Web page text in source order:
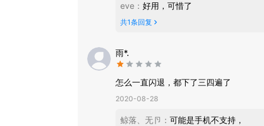
eve ： 好用，可惜了
共1条回复
雨*.
怎么一直闪退，都下了三四遍了
2020-08-28
鲸落、无卪 ： 可能是手机不支持，